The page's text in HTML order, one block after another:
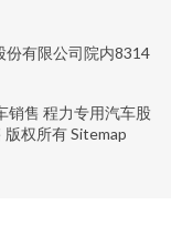
份有限公司院内8314
销售 程力专用汽车股
版权所有Sitemap